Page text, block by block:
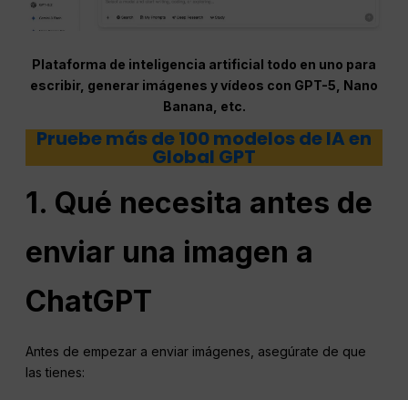
Plataforma de inteligencia artificial todo en uno para
escribir, generar imágenes y vídeos con GPT-5, Nano
Banana, etc.
Pruebe más de 100 modelos de IA en
Global GPT
1. Qué necesita antes de
enviar una imagen a
ChatGPT
Antes de empezar a enviar imágenes, asegúrate de que
las tienes: